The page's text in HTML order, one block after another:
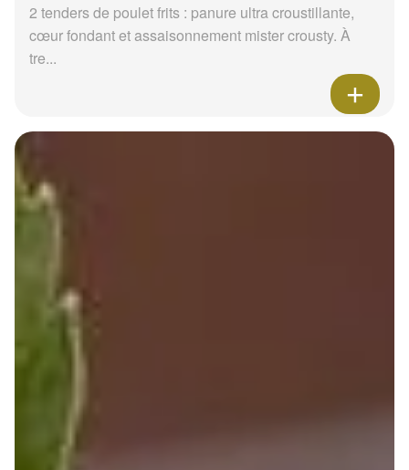
2 tenders de poulet frits : panure ultra croustillante,
cœur fondant et assaisonnement mister crousty. À
tre...